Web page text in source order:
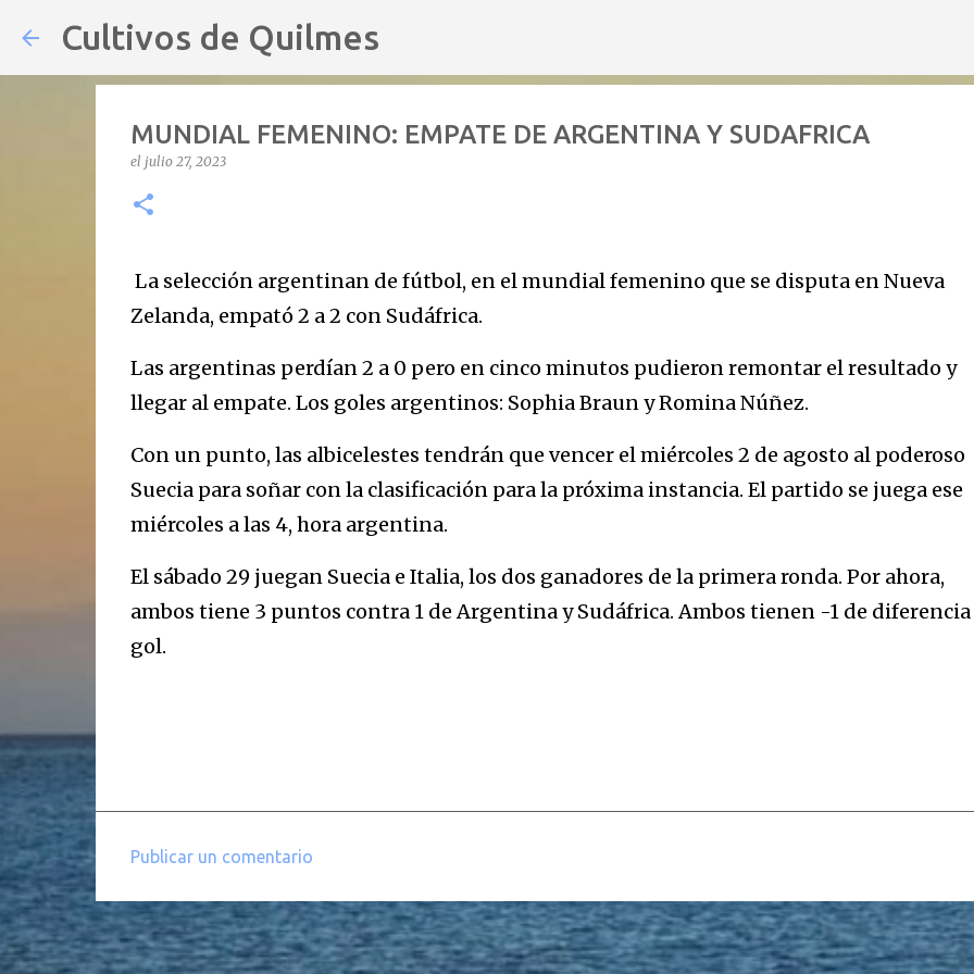
Cultivos de Quilmes
MUNDIAL FEMENINO: EMPATE DE ARGENTINA Y SUDAFRICA
el julio 27, 2023
La selección argentinan de fútbol, en el mundial femenino que se disputa en Nueva
Zelanda, empató 2 a 2 con Sudáfrica.
Las argentinas perdían 2 a 0 pero en cinco minutos pudieron remontar el resultado y
llegar al empate. Los goles argentinos: Sophia Braun y Romina Núñez.
Con un punto, las albicelestes tendrán que vencer el miércoles 2 de agosto al poderoso
Suecia para soñar con la clasificación para la próxima instancia. El partido se juega ese
miércoles a las 4, hora argentina.
El sábado 29 juegan Suecia e Italia, los dos ganadores de la primera ronda. Por ahora,
ambos tiene 3 puntos contra 1 de Argentina y Sudáfrica. Ambos tienen -1 de diferencia
gol.
o
m
Publicar un comentario